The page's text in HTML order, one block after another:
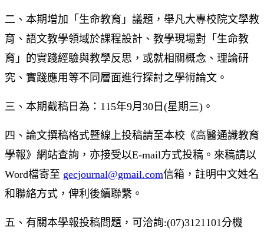
二、本期增加「生命教育」議題，舉凡大專校院文學教
育、語文教學領域於課程設計、教學現場對「生命教
育」的實踐經驗與教學反思，或就相關概念、理論研
究、實踐應用等不同層面進行探討之學術論文。
三、本期截稿日為：115年9月30日(星期三)。
四、論文撰稿格式暨線上投稿請至本校《高醫通識教育
學報》網站查詢，亦接受以E-mail方式投稿。來稿請以
Word檔寄至 gecjournal@gmail.com信箱，註明中文姓名
和聯絡方式，俾利後續聯繫。
五、有關本學報投稿問題，可洽詢:(07)3121101分機